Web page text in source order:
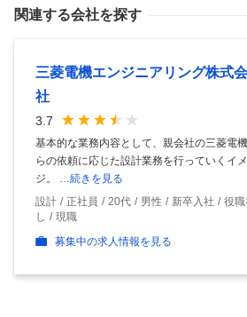
関連する会社を探す
三菱電機エンジニアリング株式会
社
3.7
基本的な業務内容として、親会社の三菱電
らの依頼に応じた設計業務を行っていくイ
ジ。 …続きを見る
設計
正社員 20代 男性 新卒入社
役職
し
現職
募集中の求人情報を見る